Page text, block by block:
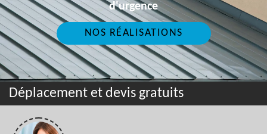
d'urgence
NOS RÉALISATIONS
Déplacement et devis gratuits